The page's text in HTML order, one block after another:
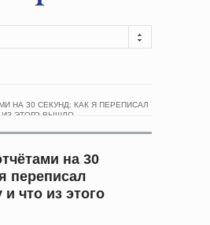
НА 30 СЕКУНД: КАК Я ПЕРЕПИСАЛ
ИЗ ЭТОГО ВЫШЛО
на 30
переписал
и что из этого